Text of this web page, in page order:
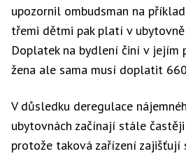
upozornil ombudsman na
třemi dětmi pak platí v
Doplatek na bydlení činí v jejím
žena ale sama musí doplatit
V důsledku deregulace
ubytovnách začínají stále
protože taková zařízení zajišťují